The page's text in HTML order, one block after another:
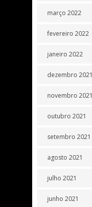
março 2022
fevereiro 2022
janeiro 2022
dezembro 2021
novembro 2021
outubro 2021
setembro 2021
agosto 2021
julho 2021
junho 2021